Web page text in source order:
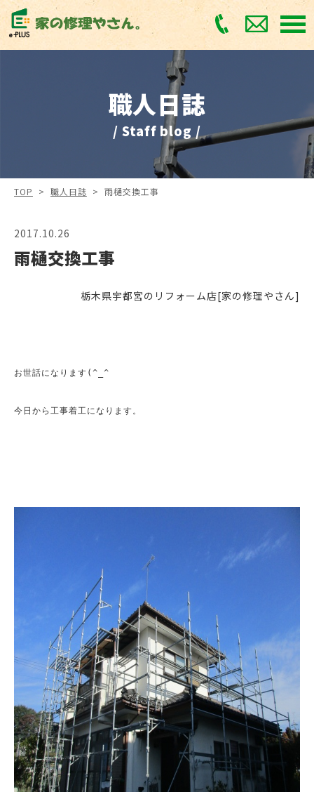
職人日誌
/ Staff blog /
TOP > 職人日誌 > 雨樋交換工事
2017.10.26
雨樋交換工事
栃木県宇都宮のリフォーム店[家の修理やさん]
お世話になります(^_^ゞ
今日から工事着工になります。